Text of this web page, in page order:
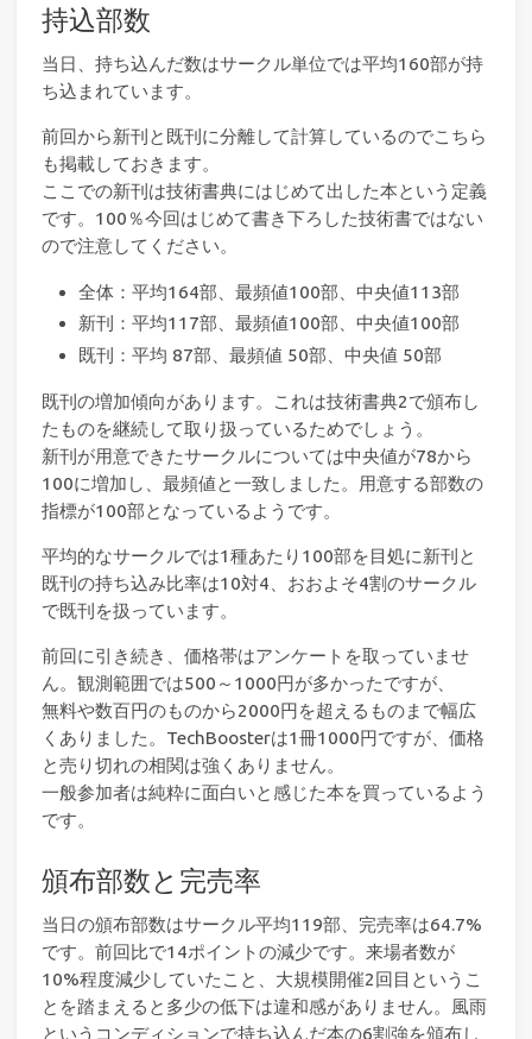
持込部数
当日、持ち込んだ数はサークル単位では平均160部が持
ち込まれています。
前回から新刊と既刊に分離して計算しているのでこちら
も掲載しておきます。
ここでの新刊は技術書典にはじめて出した本という定義
です。100％今回はじめて書き下ろした技術書ではない
ので注意してください。
全体：平均164部、最頻値100部、中央値113部
新刊：平均117部、最頻値100部、中央値100部
既刊：平均 87部、最頻値 50部、中央値 50部
既刊の増加傾向があります。これは技術書典2で頒布し
たものを継続して取り扱っているためでしょう。
新刊が用意できたサークルについては中央値が78から
100に増加し、最頻値と一致しました。用意する部数の
指標が100部となっているようです。
平均的なサークルでは1種あたり100部を目処に新刊と
既刊の持ち込み比率は10対4、おおよそ4割のサークル
で既刊を扱っています。
前回に引き続き、価格帯はアンケートを取っていませ
ん。観測範囲では500～1000円が多かったですが、
無料や数百円のものから2000円を超えるものまで幅広
くありました。TechBoosterは1冊1000円ですが、価格
と売り切れの相関は強くありません。
一般参加者は純粋に面白いと感じた本を買っているよう
です。
頒布部数と完売率
当日の頒布部数はサークル平均119部、完売率は64.7%
です。前回比で14ポイントの減少です。来場者数が
10%程度減少していたこと、大規模開催2回目というこ
とを踏まえると多少の低下は違和感がありません。風雨
というコンディションで持ち込んだ本の6割強を頒布し